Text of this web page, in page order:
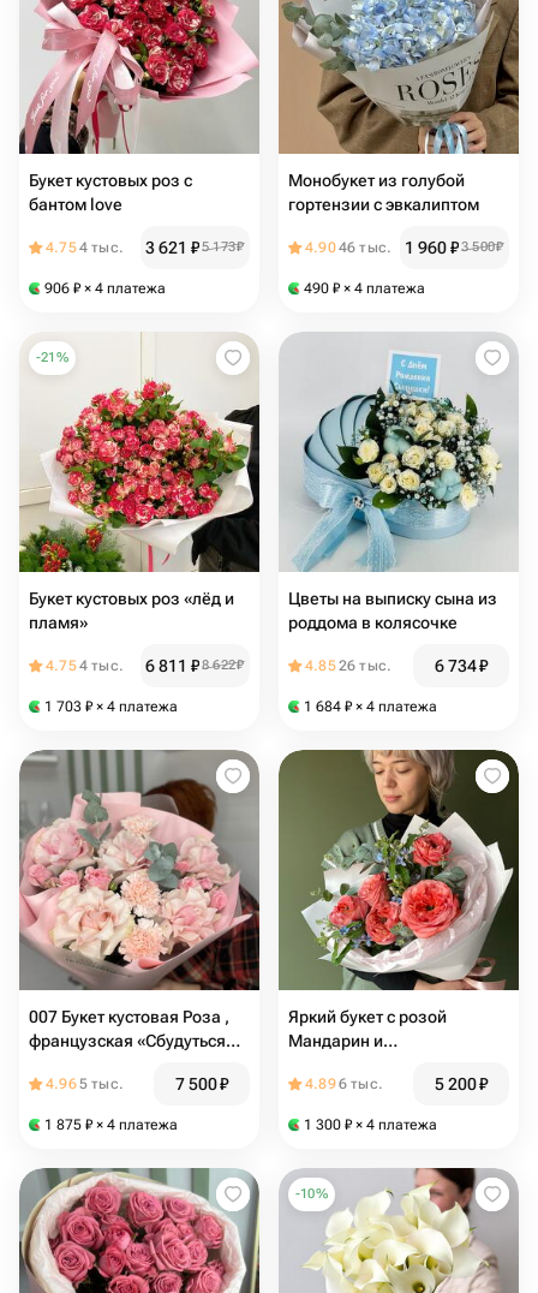
Букет кустовых роз с
бантом love ️
4.754 тыс. 3 621 ₽5 173₽
906 ₽ × 4 платежа
Монобукет из голубой
гортензии с эвкалиптом
4.9046 тыс. 1 960₽3 500₽
490 ₽ × 4 платежа
-21 %
Букет кустовых роз «лёд и
пламя»
4.754 тыс. 6 811 ₽8 622₽
1 703 ₽ × 4 платежа
Цветы на выписку сына из
роддома в колясочке
4.8526 тыс. 6 734₽
1 684 ₽ × 4 платежа
007 Букет кустовая Роза ,
французская «Сбудуться
жене, день мамы
4.965 тыс. 7 500₽
1 875 ₽ × 4 платежа
Яркий букет с розой
Мандарин и
4.896 тыс. 5 200₽
1 300 ₽ × 4 платежа
-10%